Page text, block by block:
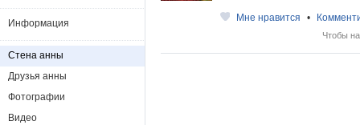
Мне нравится •
Чтобы
Информация
Стена анны
Друзья анны
Фотографии
Видео